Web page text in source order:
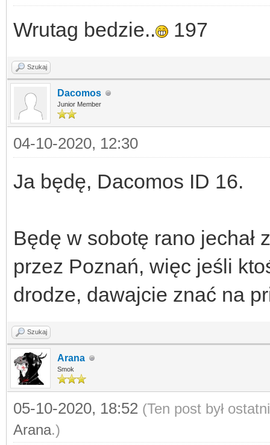
Wrutag bedzie.. 197
Szukaj
Dacomos
Junior Member
04-10-2020, 12:30
Ja będę, Dacomos ID 16.
Będę w sobotę rano jechał
przez Poznań, więc jeśli
drodze, dawajcie znać na
Szukaj
Arana
Smok
05-10-2020, 18:52 (Ten post był
Arana.)